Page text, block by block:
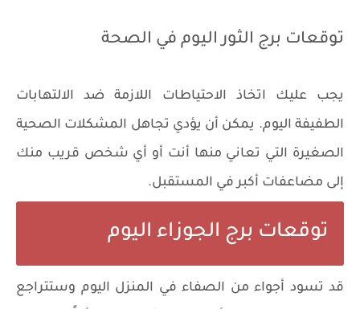
توقعات برج الثور اليوم في الصحة
يجب عليك اتخاذ الاحتياطات اللازمة ضد الالتهابات
الطفيفة اليوم. يمكن أن يؤدي تجاهل المشكلات الصحية
الصغيرة التي تعاني منها أنت أو أي شخص قريب منك
إلى مضاعفات أكبر في المستقبل.
توقعات برج الجوزاء اليوم
قد تسود أجواء من الصفاء في المنزل اليوم وستتراجع